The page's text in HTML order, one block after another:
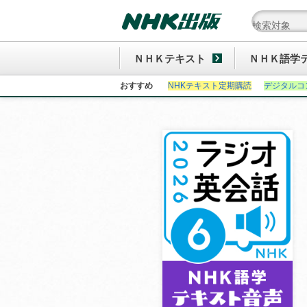
ＮＨＫテキスト ＮＨＫ語学
おすすめ NHKテキスト定期購読 デジタル